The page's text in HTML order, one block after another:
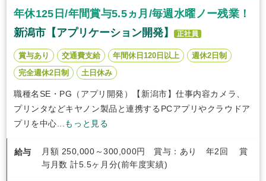
年休125日/年間賞与5.5ヵ月/毎週水曜ノー残業！
新潟市【アプリケーション開発】
正社員
賞与あり 交通費支給 年間休日120日以上
週休2日制
完全週休2日制
土日休み
職種名SE・PG（アプリ開発）【新潟市】仕事内容カメラ、
プリンタなどキヤノン製品と連携するPCアプリやクラウドア
プリを中心... もっと見る
給与
月額 250,000～300,000円 賞与：あり 年2回 賞
与月数 計5.5ヶ月分(前年度実績)